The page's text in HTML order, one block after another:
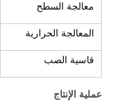
معالجة السطح
المعالجة الحرارية
قاسية الصب
عملية الإنتاج